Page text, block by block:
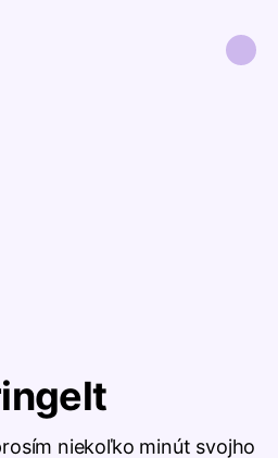
niekoľko minút svojho